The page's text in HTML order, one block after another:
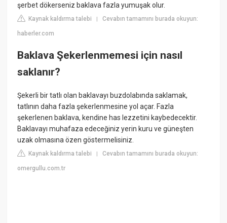
şerbet dökerseniz baklava fazla yumuşak olur.
Kaynak kaldırma talebi |Cevabın tamamını burada okuyun:
haberler.com
Baklava Şekerlenmemesi için nasıl
saklanır?
Şekerli bir tatlı olan baklavayı buzdolabında saklamak,
tatlının daha fazla şekerlenmesine yol açar. Fazla
şekerlenen baklava, kendine has lezzetini kaybedecektir.
Baklavayı muhafaza edeceğiniz yerin kuru ve güneşten
uzak olmasına özen göstermelisiniz.
Kaynak kaldırma talebi |Cevabın tamamını burada okuyun:
omergullu.com.tr